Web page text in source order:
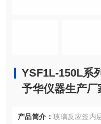
YSF1L-150L系
予华仪器生产厂
产品简介： 玻璃反应釜内